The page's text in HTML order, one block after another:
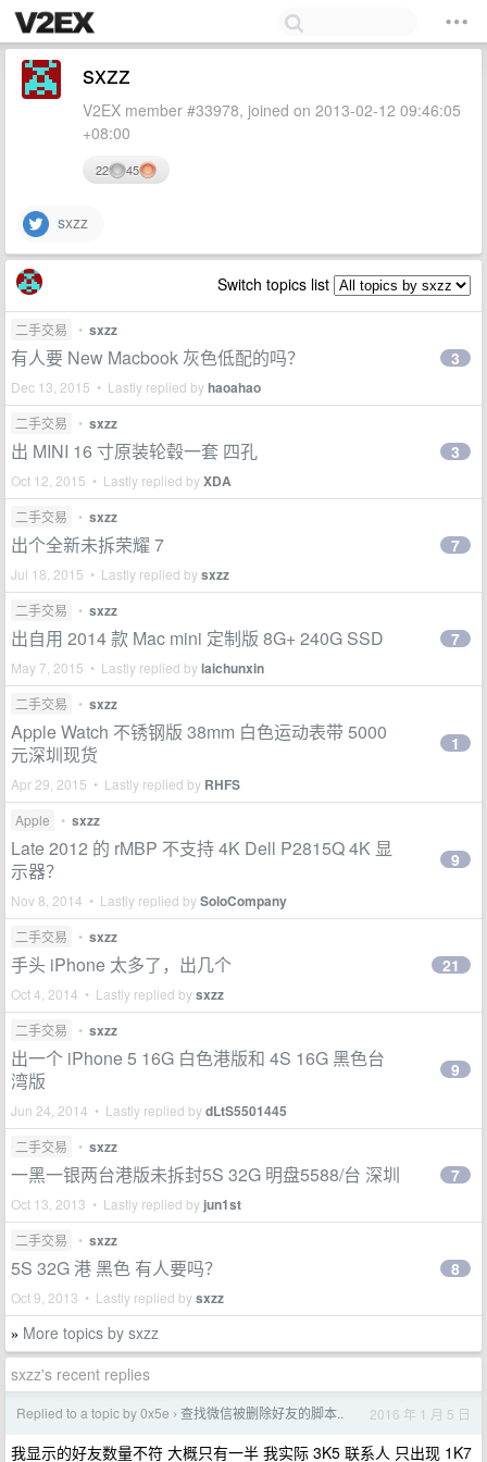
sxzz
V2EX member #33978, joined on 2013-02-12 09:46:05
+08:00
22 45
sxzz
Switch topics list
二手交易 • sxzz
有人要 New Macbook 灰色低配的吗？
Dec 13, 2015 • Lastly replied byhaoahao
3
二手交易 • sxzz
出 MINI 16 寸原装轮毂一套 四孔
Oct 12, 2015 • Lastly replied byXDA
3
二手交易 • sxzz
出个全新未拆荣耀 7
Jul 18, 2015 • Lastly replied bysxzz
7
二手交易 • sxzz
出自用 2014 款 Mac mini 定制版 8G+ 240G SSD
May 7, 2015 • Lastly replied bylaichunxin
7
二手交易 • sxzz
Apple Watch 不锈钢版 38mm 白色运动表带 5000
元深圳现货
Apr 29, 2015 • Lastly replied by RHFS
1
Apple • sxzz
Late 2012 的 rMBP 不支持 4K Dell P2815Q 4K 显
示器？
Nov 8, 2014 • Lastly replied bySoloCompany
9
二手交易 • sxzz
手头 iPhone 太多了，出几个
Oct 4, 2014 • Lastly replied bysxzz
21
二手交易 • sxzz
出一个 iPhone 5 16G 白色港版和 4S 16G 黑色台
湾版
Jun 24, 2014 • Lastly replied bydLtS5501445
9
二手交易 • sxzz
一黑一银两台港版未拆封5S 32G 明盘5588/台 深圳
Oct 13, 2013 • Lastly replied by jun1st
7
二手交易 • sxzz
5S 32G 港 黑色 有人要吗？
Oct 9, 2013 • Lastly replied bysxzz
8
» More topics by sxzz
sxzz's recent replies
Replied to a topic by 0x5e › 查找微信被删除好友的脚本.. 2016 年 1 月 5 日
我显示的好友数量不符 大概只有一半 我实际 3K5 联系人 只出现 1K7